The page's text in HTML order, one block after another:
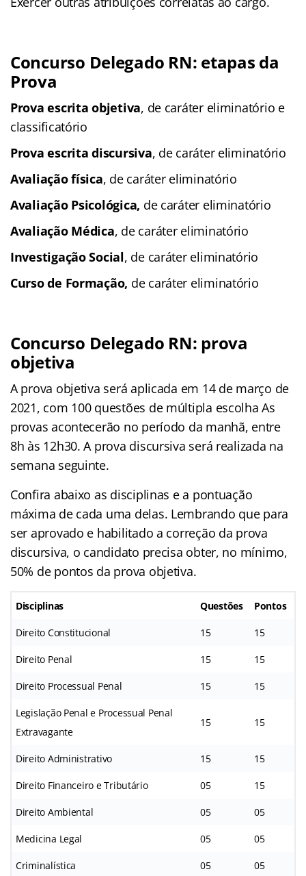
Concurso Delegado RN: etapas da
Prova
Prova escrita objetiva, de caráter eliminatório e
classificatório
Prova escrita discursiva, de caráter eliminatório
Avaliação física, de caráter eliminatório
Avaliação Psicológica, de caráter eliminatório
Avaliação Médica, de caráter eliminatório
Investigação Social, de caráter eliminatório
Curso de Formação, de caráter eliminatório
Concurso Delegado RN: prova
objetiva
A prova objetiva será aplicada em 14 de março de
2021, com 100 questões de múltipla escolha As
provas acontecerão no período da manhã, entre
8h às 12h30. A prova discursiva será realizada na
semana seguinte.
Confira abaixo as disciplinas e a pontuação
máxima de cada uma delas. Lembrando que para
ser aprovado e habilitado a correção da prova
discursiva, o candidato precisa obter, no mínimo,
50% de pontos da prova objetiva.
Disciplinas Questões Pontos
Direito Constitucional 15 15
Direito Penal 15 15
Direito Processual Penal 15 15
Legislação Penal e Processual Penal
Extravagante
15 15
Direito Administrativo 15 15
Direito Financeiro e Tributário 05 15
Direito Ambiental 05 05
Medicina Legal 05 05
Criminalística 05 05